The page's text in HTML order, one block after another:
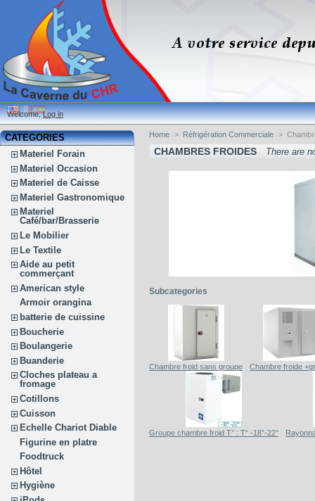
Welcome,Log in
CATEGORIES
Materiel Forain
Materiel Occasion
Materiel de Caisse
Materiel Gastronomique
Materiel
Café/bar/Brasserie
Le Mobilier
Le Textile
Aide au petit
commerçant
American style
Armoir orangina
batterie de cuissine
Boucherie
Boulangerie
Buanderie
Cloches plateau a
fromage
Cotillons
Cuisson
Echelle Chariot Diable
Figurine en platre
Foodtruck
Hôtel
Hygiène
Home > Réfrigération Commerciale >
CHAMBRES FROIDES There are
Subcategories
Chambre froid sans groupe Chambre froide
Groupe chambre froid T° : T° -18°-22°